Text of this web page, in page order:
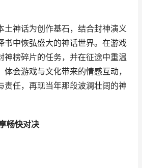
神话为创作基石，结合封神演义
书中恢弘盛大的神话世界。在游戏
神榜碎片的任务，并在征途中重温
会游戏与文化带来的情感互动，
责任，再现当年那段波澜壮阔的神
畅快对决